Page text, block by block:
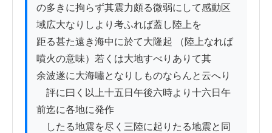
の多きに拘らず其震力頗る微弱にして感動区
域広大なりしより考ふれば蓋し陸上を
距る甚た遠き海中に於て大隆起 （陸上なれば
噴火の意味）若くは大地すべりありて其
余波遂に大海嘯となりしものならんと云へり
評に曰く以上十五日午後六時より十六日午
前迄に各地に発作
したる地震を尽く三陸に起りたる地震と同